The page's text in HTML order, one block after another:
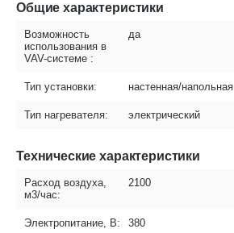
Общие характеристики
Возможность
использования в
VAV-системе :
да
Тип установки: настенная/напольная
Тип нагревателя: электрический
Технические характеристики
Расход воздуха,
м3/час:
2100
Электропитание, В: 380